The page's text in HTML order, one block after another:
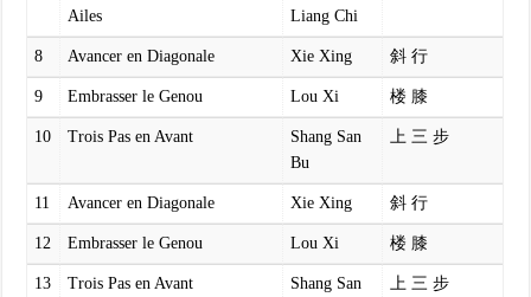
Ailes
Liang Chi
8 Avancer en Diagonale Xie Xing 斜 行
9 Embrasser le Genou Lou Xi 楼 膝
10 Trois Pas en Avant
Shang San
Bu
上 三 步
11 Avancer en Diagonale Xie Xing 斜 行
12 Embrasser le Genou Lou Xi 楼 膝
13 Trois Pas en Avant
Shang San
上 三 步